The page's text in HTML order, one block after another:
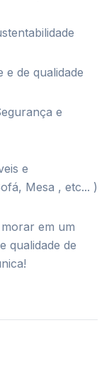
e de qualidade
e
e
Mesa , etc... )
em um
qualidade de